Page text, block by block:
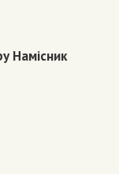
Намісник